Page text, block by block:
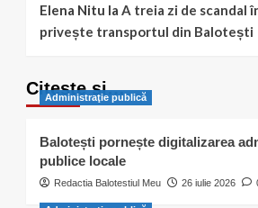
Elena Nitu la A treia zi de scandal
privește transportul din Balotești
Citește și…
Administraţie publică
Balotești pornește digitalizarea
publice locale
Redactia Balotestiul Meu 26 iulie 2026